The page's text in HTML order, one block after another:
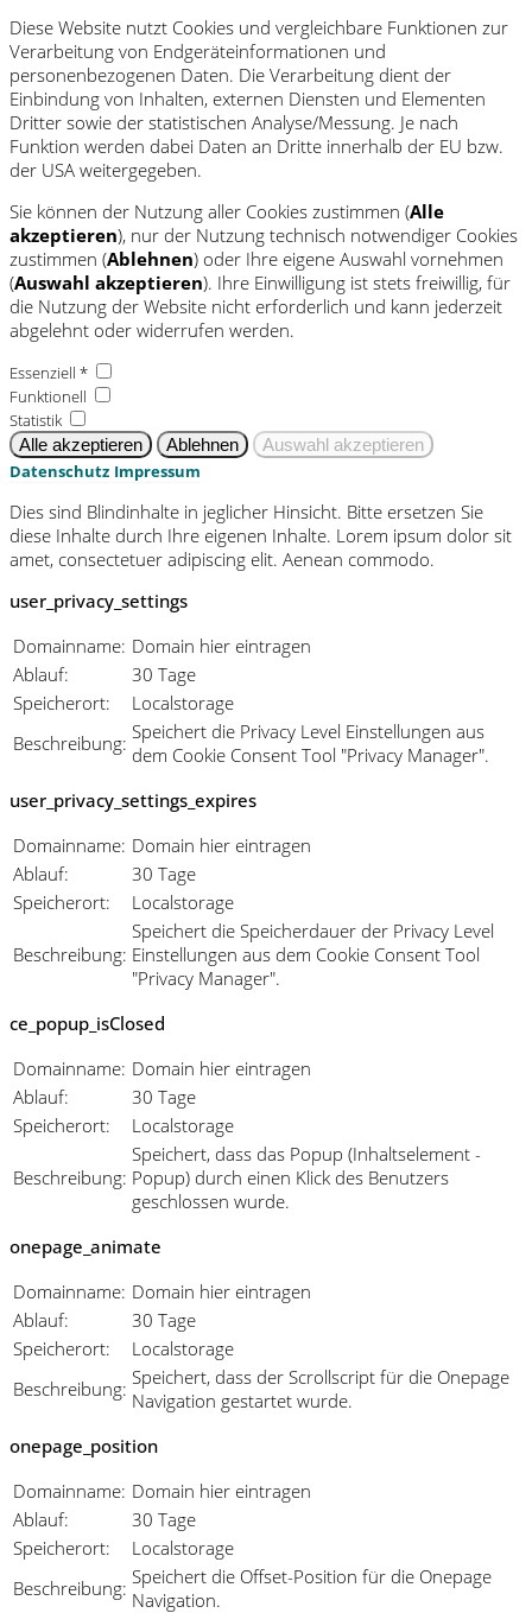
Diese Website nutzt Cookies und vergleichbare Funktionen zur
Verarbeitung von Endgeräteinformationen und
personenbezogenen Daten. Die Verarbeitung dient der
Einbindung von Inhalten, externen Diensten und Elementen
Dritter sowie der statistischen Analyse/Messung. Je nach
Funktion werden dabei Daten an Dritte innerhalb der EU bzw.
der USA weitergegeben.
Sie können der Nutzung aller Cookies zustimmen (Alle
akzeptieren), nur der Nutzung technisch notwendiger Cookies
zustimmen (Ablehnen) oder Ihre eigene Auswahl vornehmen
(Auswahl akzeptieren). Ihre Einwilligung ist stets freiwillig, für
die Nutzung der Website nicht erforderlich und kann jederzeit
abgelehnt oder widerrufen werden.
Essenziell *
Funktionell
Statistik
Datenschutz Impressum
Dies sind Blindinhalte in jeglicher Hinsicht. Bitte ersetzen Sie
diese Inhalte durch Ihre eigenen Inhalte. Lorem ipsum dolor sit
amet, consectetuer adipiscing elit. Aenean commodo.
user_privacy_settings
Domainname: Domain hier eintragen
Ablauf:
30 Tage
Speicherort:
Localstorage
Beschreibung: Speichert die Privacy Level Einstellungen aus
dem Cookie Consent Tool "Privacy Manager".
user_privacy_settings_expires
Domainname: Domain hier eintragen
Ablauf:
30 Tage
Speicherort:
Localstorage
Beschreibung:
Speichert die Speicherdauer der Privacy Level
Einstellungen aus dem Cookie Consent Tool
"Privacy Manager".
ce_popup_isClosed
Domainname: Domain hier eintragen
Ablauf:
30 Tage
Speicherort:
Localstorage
Beschreibung:
Speichert, dass das Popup (Inhaltselement -
Popup) durch einen Klick des Benutzers
geschlossen wurde.
onepage_animate
Domainname: Domain hier eintragen
Ablauf:
30 Tage
Speicherort:
Localstorage
Beschreibung: Speichert, dass der Scrollscript für die Onepage
Navigation gestartet wurde.
onepage_position
Domainname: Domain hier eintragen
Ablauf:
30 Tage
Speicherort:
Localstorage
Beschreibung: Speichert die Offset-Position für die Onepage
Navigation.